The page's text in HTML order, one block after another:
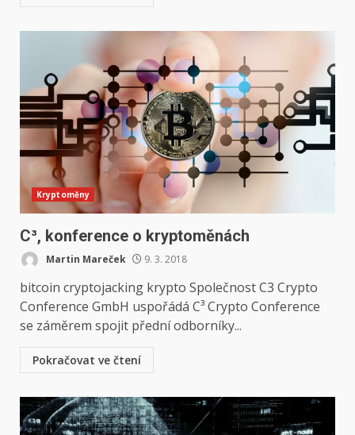
Kryptoměny
C³, konference o kryptoměnách
Martin Mareček 9. 3. 2018
bitcoin cryptojacking krypto Společnost C3 Crypto
Conference GmbH uspořádá C³ Crypto Conference
se záměrem spojit přední odborníky...
Pokračovat ve čtení